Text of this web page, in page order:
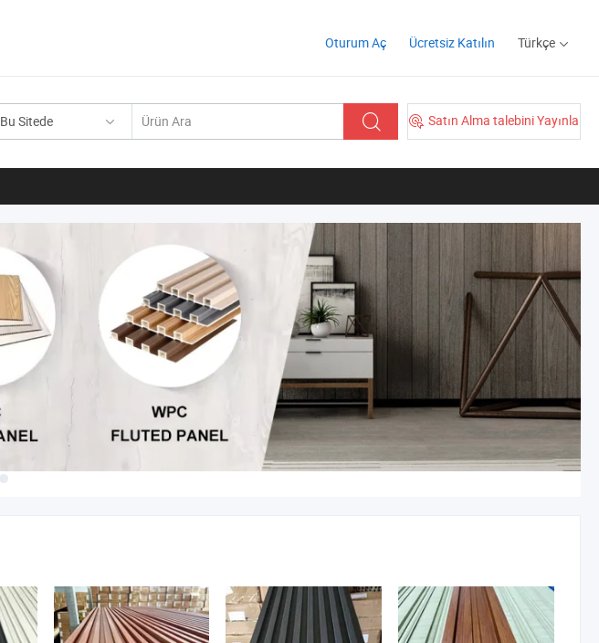
Oturum Aç Ücretsiz Katılın Türkçe
Bu Sitede Satın Alma talebini Yayınla